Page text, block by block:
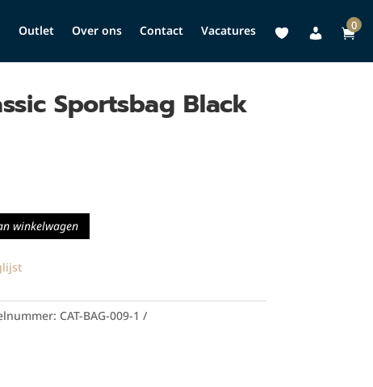
Outlet Over ons Contact Vacatures 0
Sportsbag Black
winkelwagen
CAT-BAG-009-1